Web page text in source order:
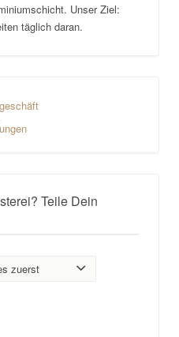
Unser Ziel:
täglich daran.
Teile Dein